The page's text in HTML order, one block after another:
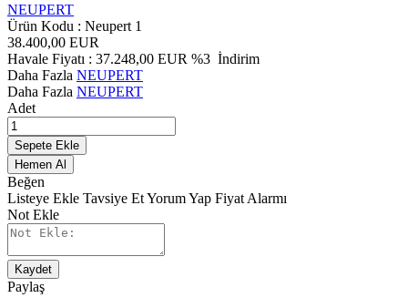
NEUPERT
Ürün Kodu : Neupert 1
38.400,00 EUR
Havale Fiyatı : 37.248,00 EUR %3 İndirim
Daha Fazla NEUPERT
Daha Fazla NEUPERT
Adet
Sepete Ekle
Hemen Al
Beğen
Listeye Ekle Tavsiye EtYorum Yap Fiyat Alarmı
Not Ekle
Kaydet
Paylaş